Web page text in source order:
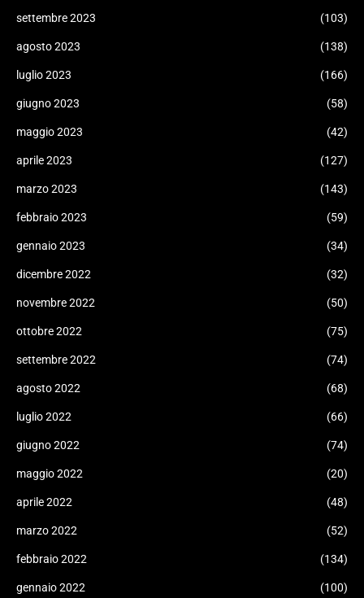
settembre 2023 (103)
agosto 2023 (138)
luglio 2023 (166)
giugno 2023 (58)
maggio 2023 (42)
aprile 2023 (127)
marzo 2023 (143)
febbraio 2023 (59)
gennaio 2023 (34)
dicembre 2022 (32)
novembre 2022 (50)
ottobre 2022 (75)
settembre 2022 (74)
agosto 2022 (68)
luglio 2022 (66)
giugno 2022 (74)
maggio 2022 (20)
aprile 2022 (48)
marzo 2022 (52)
febbraio 2022 (134)
gennaio 2022 (100)